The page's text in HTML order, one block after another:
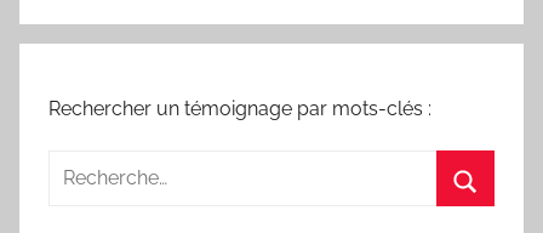
Rechercher un témoignage par mots-clés :